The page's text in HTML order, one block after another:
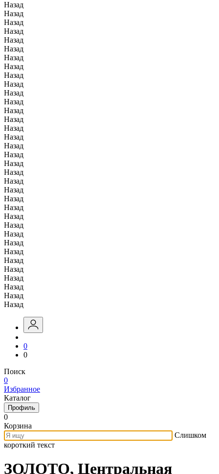
Назад
Назад
Назад
Назад
Назад
Назад
Назад
Назад
Назад
Назад
Назад
Назад
Назад
Назад
Назад
Назад
Назад
Назад
Назад
Назад
Назад
Назад
Назад
Назад
Назад
Назад
Назад
Назад
Назад
Назад
Назад
Назад
Назад
Назад
Назад
0
0
Поиск
0
Избранное
Каталог
Профиль
0
Корзина
Слишком
короткий текст
ЗОЛОТО, Центральная